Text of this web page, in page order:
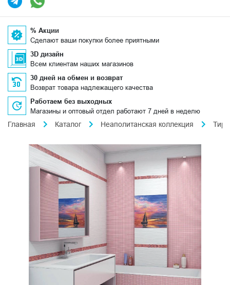
% Акции
Сделают ваши покупки более приятными
3D дизайн
Всем клиентам наших магазинов
30 дней на обмен и возврат
Возврат товара надлежащего качества
Работаем без выходных
Магазины и оптовый отдел работают 7 дней в неделю
Главная
Каталог Неаполитанская коллекция